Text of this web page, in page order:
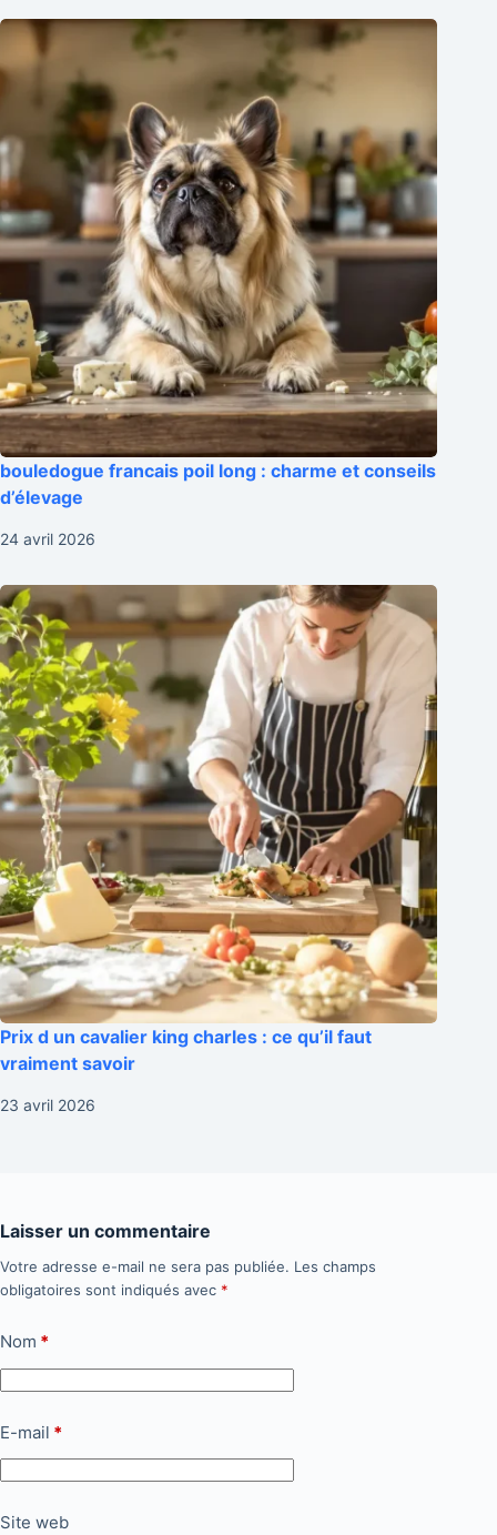
bouledogue francais poil long : charme et conseils
d’élevage
24 avril 2026
Prix d un cavalier king charles : ce qu’il faut
vraiment savoir
23 avril 2026
Laisser un commentaire
Votre adresse e-mail ne sera pas publiée. Les champs
obligatoires sont indiqués avec *
Nom *
E-mail *
Site web